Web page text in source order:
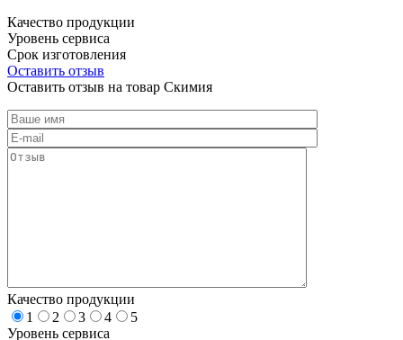
Качество продукции
Уровень сервиса
Срок изготовления
Оставить отзыв
Оставить отзыв на товар Скимия
Качество продукции
1
2 3 4
5
Уровень сервиса